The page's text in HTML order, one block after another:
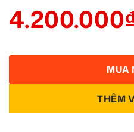
4.200.000
THÊM
MUA